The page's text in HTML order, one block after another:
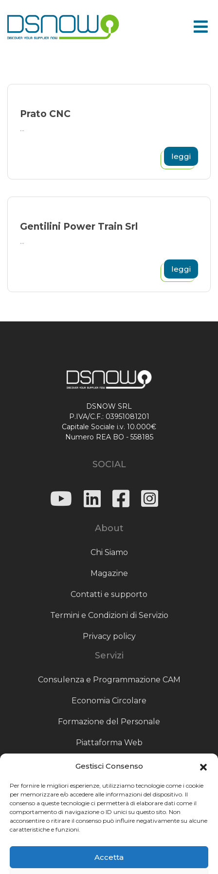
Gestisci Consenso
Per fornire le migliori esperienze, utilizziamo tecnologie come i cookie
per memorizzare e/o accedere alle informazioni del dispositivo. Il
consenso a queste tecnologie ci permetterà di elaborare dati come il
comportamento di navigazione o ID unici su questo sito. Non
acconsentire o ritirare il consenso può influire negativamente su alcune
caratteristiche e funzioni.
Accetta
to
content
Prato CNC
...
leggi
Gentilini Power Train Srl
...
leggi
DSNOW SRL
P.IVA/C.F.: 03951081201
Capitale Sociale i.v. 10.000€
Numero REA BO - 558185
SOCIAL
About
Chi Siamo
Magazine
Contatti e supporto
Termini e Condizioni di Servizio
Privacy policy
Servizi
Consulenza e Programmazione CAM
Economia Circolare
Formazione del Personale
Piattaforma Web
Scouting fornitori
Produzione Particolari
Raccoglitori di Fine Linea
Ricerca
Ricerca avanzata
Catalogo fornitori